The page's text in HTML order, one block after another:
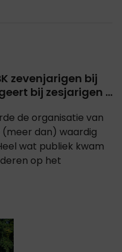
zevenjarigen bij
bij zesjarigen ...
de organisatie van
(meer dan) waardig
wat publiek kwam
op het